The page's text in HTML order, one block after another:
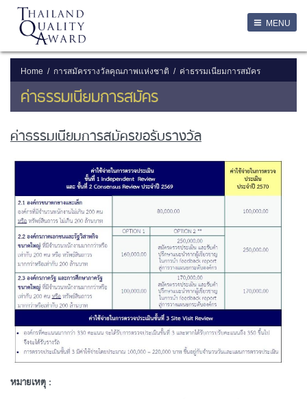
MENU
Home การสมัครรางวัลคุณภาพแห่งชาติ ค่าธรรมเนียมการสมัคร
ค่าธรรมเนียมการสมัคร
ค่าธรรมเนียมการสมัครขอรับรางวัล
หมายเหตุ :
Username
ลืมรหัสผ่าน
SERVICES